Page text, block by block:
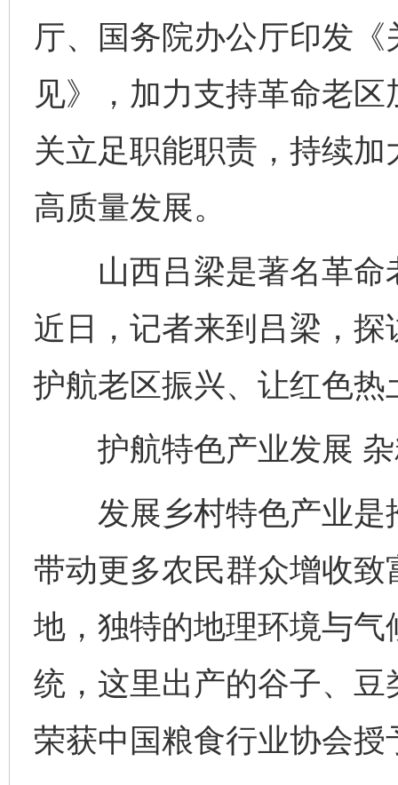
厅、国务院办公厅印发
见》，加力支持革命老
关立足职能职责，持续
高质量发展。
山西吕梁是著名革命
近日，记者来到吕梁，
护航老区振兴、让红色
护航特色产业发展 杂
发展乡村特色产业是
带动更多农民群众增收
地，独特的地理环境与
统，这里出产的谷子、
荣获中国粮食行业协会授